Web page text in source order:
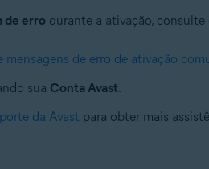
de erro durante a ativação,
mensagens de erro de ativação
sua Conta Avast.
da Avast para obter mais